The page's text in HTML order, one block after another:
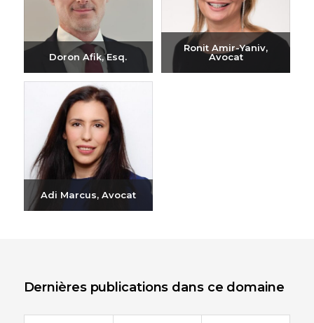
Doron Afik, Esq.
Envoyer un e-mail
+972-3-6093609
Ronit Amir-Yaniv,
Avocat
Adi Marcus, Avocat
Dernières publications dans ce domaine